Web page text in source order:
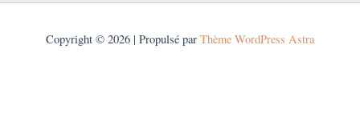
Copyright © 2026 | Propulsé par Thème WordPress Astra